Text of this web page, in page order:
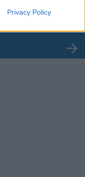
Privacy Policy